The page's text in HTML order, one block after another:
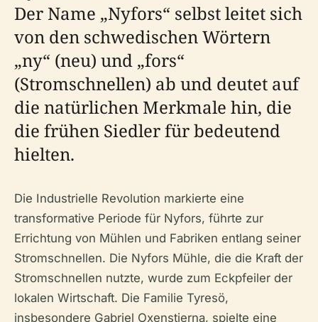
Der Name „Nyfors“ selbst leitet sich
von den schwedischen Wörtern
„ny“ (neu) und „fors“
(Stromschnellen) ab und deutet auf
die natürlichen Merkmale hin, die
die frühen Siedler für bedeutend
hielten.
Die Industrielle Revolution markierte eine
transformative Periode für Nyfors, führte zur
Errichtung von Mühlen und Fabriken entlang seiner
Stromschnellen. Die Nyfors Mühle, die die Kraft der
Stromschnellen nutzte, wurde zum Eckpfeiler der
lokalen Wirtschaft. Die Familie Tyresö,
insbesondere Gabriel Oxenstierna, spielte eine